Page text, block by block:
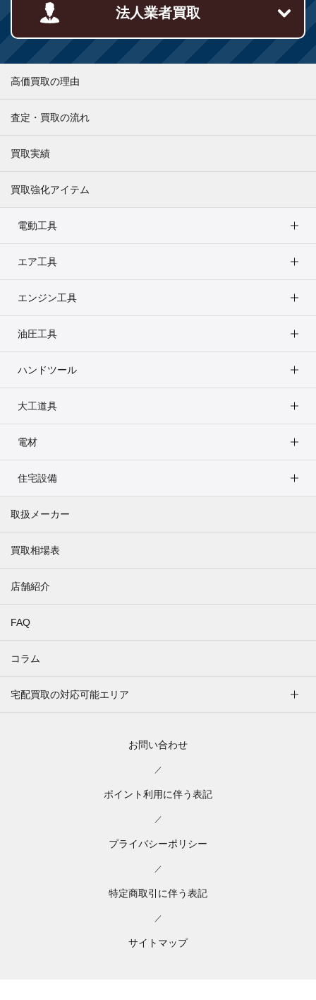
法人業者買取
高価買取の理由
査定・買取の流れ
買取実績
買取強化アイテム
電動工具
エア工具
エンジン工具
油圧工具
ハンドツール
大工道具
電材
住宅設備
取扱メーカー
買取相場表
店舗紹介
FAQ
コラム
宅配買取の対応可能エリア
お問い合わせ
／
ポイント利用に伴う表記
／
プライバシーポリシー
／
特定商取引に伴う表記
／
サイトマップ